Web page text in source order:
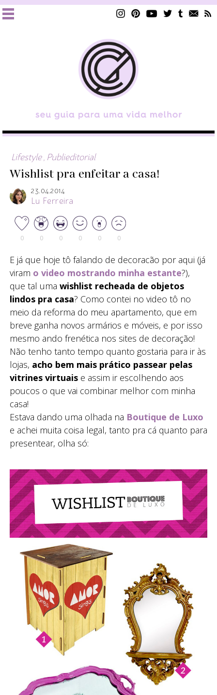
Lifestyle Publieditorial
Wishlist pra enfeitar a casa!
23.04.2014
Lu Ferreira
0 0 0 0 0 0
E já que hoje tô falando de decoracão por aqui (já
viram o video mostrando minha estante?),
que tal uma wishlist recheada de objetos
lindos pra casa? Como contei no video tô no
meio da reforma do meu apartamento, que em
breve ganha novos armários e móveis, e por isso
mesmo ando frenética nos sites de decoração!
Não tenho tanto tempo quanto gostaria para ir às
lojas, acho bem mais prático passear pelas
vitrines virtuais e assim ir escolhendo aos
poucos o que vai combinar melhor com minha
casa!
Estava dando uma olhada na Boutique de Luxo
e achei muita coisa legal, tanto pra cá quanto para
presentear, olha só: